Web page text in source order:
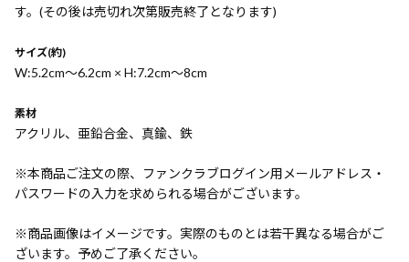
す。(その後は売切れ次第販売終了となります)
サイズ(約)
W:5.2cm〜6.2cm × H:7.2cm〜8cm
素材
アクリル、亜鉛合金、真鍮、鉄
※本商品ご注文の際、ファンクラブログイン用メールアドレス・
パスワードの入力を求められる場合がございます。
※商品画像はイメージです。実際のものとは若干異なる場合がご
ざいます。予めご了承ください。